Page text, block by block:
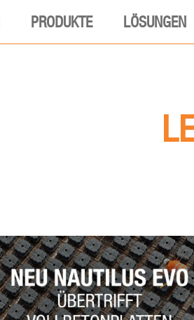
PRODUKTE LÖSUNGEN